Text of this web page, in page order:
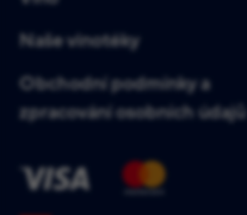
Naše vinotéky
Obchodní podmínky a
zpracování osobních údajů